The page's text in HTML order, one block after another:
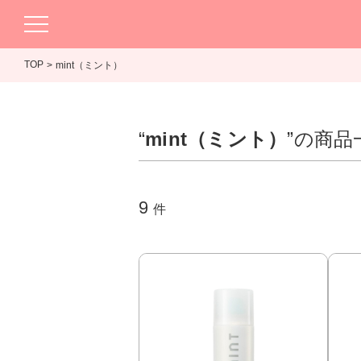
TOP mint（ミント）
“mint（ミント） ”の商品
9 件